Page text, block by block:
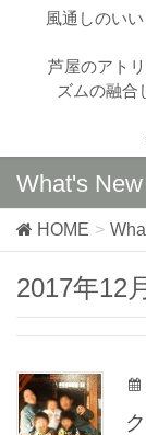
風通しのい
芦屋のアト
ズムの融合
What's New
HOME
2017年12月